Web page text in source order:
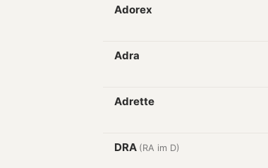
Adorex
Adra
Adrette
DRA (RA im D)